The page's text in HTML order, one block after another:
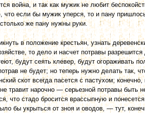
война, и так как мужик не любит
что если бы мужик уперся, то и пану
же пану нужны руки.
в положение крестьян, узнать
то дело и насчет потравы
будут сеять клевер, будут огораживать
не будет; но теперь нужно делать так,
скот всегда пасется с пастухом;
травит нарочно — серьезной потравы быть
что стадо бросится врассыпную и
бы укрыться от зноя и оводов, — тут,